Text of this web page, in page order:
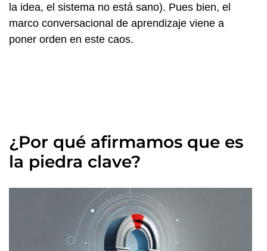
la idea, el sistema no está sano). Pues bien, el
marco conversacional de aprendizaje viene a
poner orden en este caos.
¿Por qué afirmamos que es
la piedra clave?